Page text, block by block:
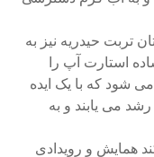
تربت حیدریه نیز به
استارت آپ را
شود که با یک ایده
می یابند و به
همایش و رویدادی